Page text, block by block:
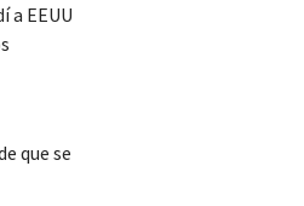
a EEUU
que se